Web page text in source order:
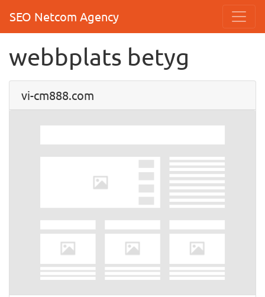
SEO Netcom Agency
webbplats betyg
vi-cm888.com